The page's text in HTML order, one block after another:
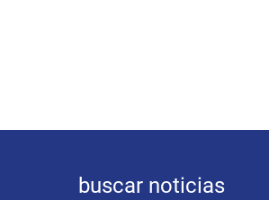
buscar noticias